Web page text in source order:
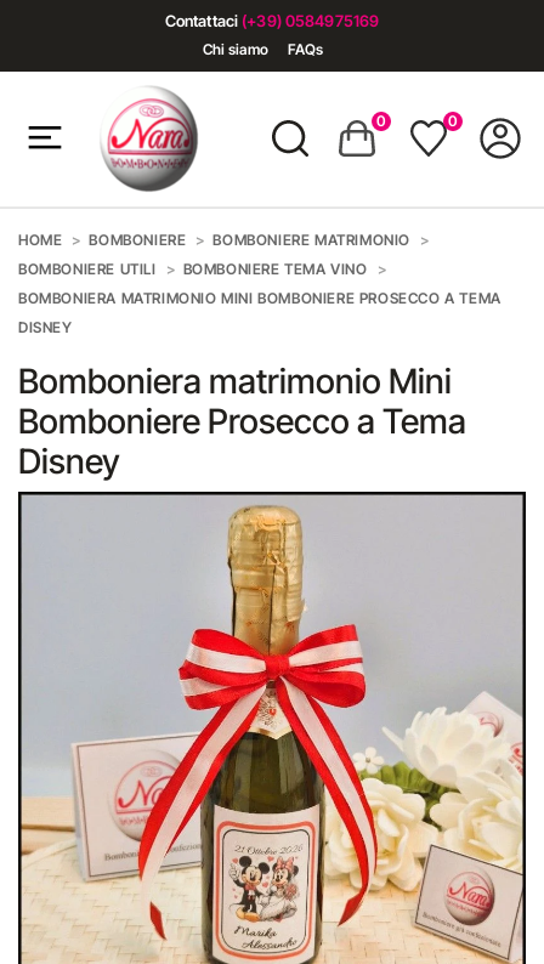
Contattaci (+39) 0584975169
Chi siamo FAQs
0 0
HOME BOMBONIERE
BOMBONIERE MATRIMONIO
BOMBONIERE UTILI
BOMBONIERE TEMA VINO
BOMBONIERA MATRIMONIO MINI BOMBONIERE PROSECCO A TEMA
DISNEY
Bomboniera matrimonio Mini
Bomboniere Prosecco a Tema
Disney